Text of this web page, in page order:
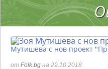
Мутишева с нов проект
от Folk.bg на 29.10.2018